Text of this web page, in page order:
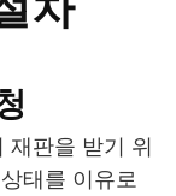
재판을 받기 위
태를 이유로